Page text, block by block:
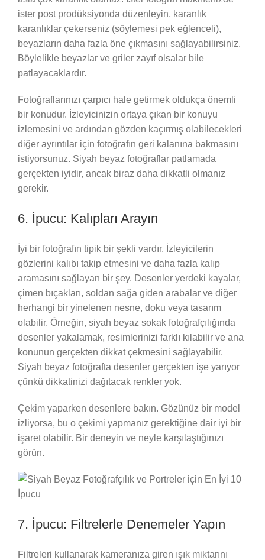
ister post prodüksiyonda düzenleyin, karanlık
karanlıklar çekerseniz (söylemesi pek eğlenceli),
beyazların daha fazla öne çıkmasını sağlayabilirsiniz.
Böylelikle beyazlar ve griler zayıf olsalar bile
patlayacaklardır.
Fotoğraflarınızı çarpıcı hale getirmek oldukça önemli
bir konudur. İzleyicinizin ortaya çıkan bir konuyu
izlemesini ve ardından gözden kaçırmış olabilecekleri
diğer ayrıntılar için fotoğrafın geri kalanına bakmasını
istiyorsunuz. Siyah beyaz fotoğraflar patlamada
gerçekten iyidir, ancak biraz daha dikkatli olmanız
gerekir.
6. İpucu: Kalıpları Arayın
İyi bir fotoğrafın tipik bir şekli vardır. İzleyicilerin
gözlerini kalıbı takip etmesini ve daha fazla kalıp
aramasını sağlayan bir şey. Desenler yerdeki kayalar,
çimen bıçakları, soldan sağa giden arabalar ve diğer
herhangi bir yinelenen nesne, doku veya tasarım
olabilir. Örneğin, siyah beyaz sokak fotoğrafçılığında
desenler yakalamak, resimlerinizi farklı kılabilir ve ana
konunun gerçekten dikkat çekmesini sağlayabilir.
Siyah beyaz fotoğrafta desenler gerçekten işe yarıyor
çünkü dikkatinizi dağıtacak renkler yok.
Çekim yaparken desenlere bakın. Gözünüz bir model
izliyorsa, bu o çekimi yapmanız gerektiğine dair iyi bir
işaret olabilir. Bir deneyin ve neyle karşılaştığınızı
görün.
7. İpucu: Filtrelerle Denemeler Yapın
Filtreleri kullanarak kameranıza giren ışık miktarını